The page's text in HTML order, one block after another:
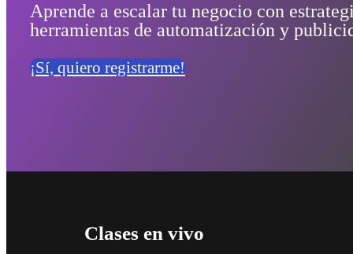
Aprende a escalar tu negocio con
herramientas de automatización y
¡Sí, quiero registrarme!
Clases en vivo